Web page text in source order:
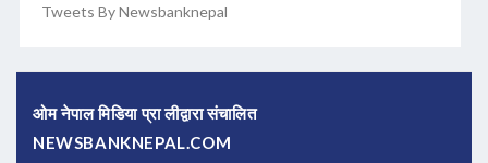
Tweets By Newsbanknepal
ओम नेपाल मिडिया प्रा लीद्वारा संचालित
NEWSBANKNEPAL.COM